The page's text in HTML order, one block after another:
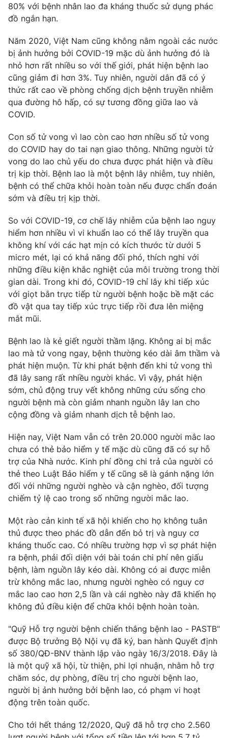
Tư vấn
Chuyên mục khác
Emagazine Podcast
Photo Infographic
Video Shorts video
VTV Sức khoẻ Bất động sản
Thị trường 24h Tấm lòng Việt
VTV4 Vươn mình bằng AI
VTV9 VTV8
Liên hệ tòa soạn English
Theo dõi báo trên
Cơ quan chủ quản:Đài Truyền hình Việt Nam
Cơ quan báo chí: Thời báo VTV
Giấy phép hoạt động báo in và báo điện tử số 483/GP-BTTTT
Tổng Biên tập:Vũ Thanh Thủy
Phó Tổng Biên tập:
Nguyễn Thị Mỹ Hạnh, Phạm Quốc Thắng,
Nguyễn Trọng Ninh
Tổng đài VTV:
024.38 355 931 - 024.38 355 932
Ðiện thoại Thời báo VTV: 024.66 897 897
Liên hệ quảng cáo: 024-7300.7108
® Cấm sao chép dưới mọi hình thức nếu không có sự chấp
thuận bằng văn bản. Ghi rõ nguồn VTV.vn khi phát hành lại
thông tin từ website này.
80% với bệnh nhân lao đa kháng thuốc sử dụng phác
đồ ngắn hạn.
Năm 2020, Việt Nam cũng không nằm ngoài các nước
bị ảnh hưởng bởi COVID-19 mặc dù ảnh hưởng đó là
nhỏ hơn rất nhiều so với thế giới, phát hiện bệnh lao
cũng giảm đi hơn 3%. Tuy nhiên, người dân đã có ý
thức rất cao về phòng chống dịch bệnh truyền nhiễm
qua đường hô hấp, có sự tương đồng giữa lao và
COVID.
Con số tử vong vì lao còn cao hơn nhiều số tử vong
do COVID hay do tai nạn giao thông. Những người tử
vong do lao chủ yếu do chưa được phát hiện và điều
trị kịp thời. Bệnh lao là một bệnh lây nhiễm, tuy nhiên,
bệnh có thể chữa khỏi hoàn toàn nếu được chẩn đoán
sớm và điều trị kịp thời.
So với COVID-19, cơ chế lây nhiễm của bệnh lao nguy
hiểm hơn nhiều vì vi khuẩn lao có thể lây truyền qua
không khí với các hạt mịn có kích thước từ dưới 5
micro mét, lại có khả năng đối phó, thích nghi với
những điều kiện khắc nghiệt của môi trường trong thời
gian dài. Trong khi đó, COVID-19 chỉ lây khi tiếp xúc
với giọt bắn trực tiếp từ người bệnh hoặc bề mặt các
đồ vật qua tay tiếp xúc trực tiếp rồi đưa lên miệng
mắt mũi.
Bệnh lao là kẻ giết người thầm lặng. Không ai bị mắc
lao mà tử vong ngay, bệnh thường kéo dài âm thầm và
phát hiện muộn. Từ khi phát bệnh đến khi tử vong thì
đã lây sang rất nhiều người khác. Vì vậy, phát hiện
sớm, chủ động truy vết không những cứu sống cho
người bệnh mà còn giảm nhanh nguồn lây lan cho
cộng đồng và giảm nhanh dịch tễ bệnh lao.
Hiện nay, Việt Nam vẫn có trên 20.000 người mắc lao
chưa có thẻ bảo hiểm y tế mặc dù cũng đã có sự hỗ
trợ của Nhà nước. Kinh phí đồng chi trả của người có
thẻ theo Luật Bảo hiểm y tế cũng sẽ là gánh nặng lớn
đối với những người nghèo và cận nghèo, đối tượng
chiếm tỷ lệ cao trong số những người mắc lao.
Một rào cản kinh tế xã hội khiến cho họ không tuân
thủ được theo phác đồ dẫn đến bỏ trị và nguy cơ
kháng thuốc cao. Có nhiều trường hợp vì sợ phát hiện
ra bệnh, phải đối diện với bài toán chi phí nên giấu
bệnh, làm nguồn lây kéo dài. Không có ai được miễn
trừ không mắc lao, nhưng người nghèo có nguy cơ
mắc lao cao hơn 2,5 lần và cái nghèo này đã khiến họ
không đủ điều kiện để chữa khỏi bệnh hoàn toàn.
"Quỹ Hỗ trợ người bệnh chiến thắng bệnh lao - PASTB"
được Bộ trưởng Bộ Nội vụ đã ký, ban hành Quyết định
số 380/QĐ-BNV thành lập vào ngày 16/3/2018. Đây là
là một quỹ xã hội, từ thiện, phi lợi nhuận, nhằm hỗ trợ
chăm sóc, dự phòng, điều trị cho người bệnh lao,
người bị ảnh hưởng bởi bệnh lao, có phạm vi hoạt
động trên toàn quốc.
Cho tới hết tháng 12/2020, Quỹ đã hỗ trợ cho 2.560